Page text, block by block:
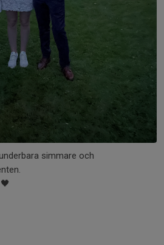
simmare och